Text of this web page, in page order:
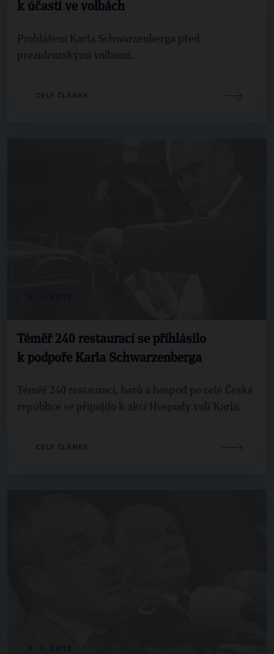
k účasti ve volbách
Prohlášení Karla Schwarzenberga před
prezidentskými volbami.
CELÝ ČLÁNEK
Téměř 240 restaurací se přihlásilo
k podpoře Karla Schwarzenberga
Téměř 240 restaurací, barů a hospod po celé České
republice se připojilo k akci Hospody volí Karla.
CELÝ ČLÁNEK